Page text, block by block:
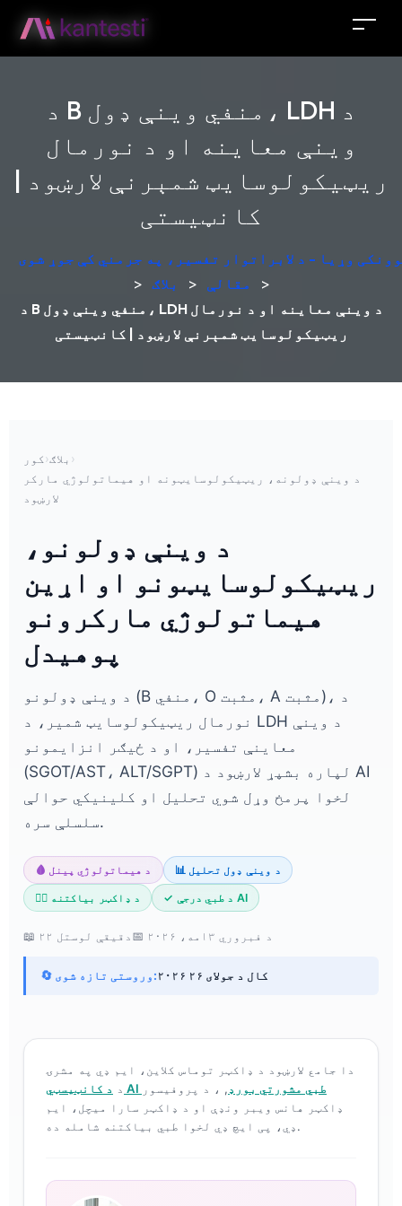
د B منفي وینې ډول، LDH د
وینې معاینه او د نورمال
ریټیکولوسایټ شمېرنې لارښود |
کانټیستی
وړیا - د لابراتوار تفسیر، په جرمني کې جوړ شوی
> بلاګ > مقالې
>
د B منفي وینې ډول، LDH د وینې معاینه او د نورمال
ریټیکولوسایټ شمېرنې لارښود | کانټیستی
کور›بلاګ ›
د وینې ډولونه، ریټیکولوسایټونه او هیماتولوژي مارکر
لارښود
د وینې ډولونو،
ریټیکولوسایټونو او اړین
هیماتولوژي مارکرونو
پوهیدل
د وینې ډولونو (B منفي، O مثبت، A مثبت)، د
نورمال ریټیکولوسایټ شمیر، د LDH د وینې
معاینې تفسیر، او د ځیګر انزایمونو
(SGOT/AST، ALT/SGPT) لپاره بشپړ لارښود د AI
لخوا پرمخ وړل شوي تحلیل او کلینیکي حوالې
سلسلې سره.
🩸 د هیماتولوژي پینل 📊 د وینې ډول تحلیل
👨‍⚕️ د ډاکټر بیاکتنه ✓ د طبي درجې AI
📖 ۲۲ دقیقې لوستل 📅 د فبروري ۱۳مه، ۲۰۲۶
🔄 وروستی تازه شوی: ۲۰۲۶ کال د جولای ۲۶
دا جامع لارښود د ډاکټر توماس کلاین، ایم ډي په مشرۍ
د
د کانټیسټي AI طبي مشورتي بورډ, ، د پروفیسور
ډاکټر هانس ویبر ونډې او د ډاکټر سارا میچل، ایم
ډي، پی ایچ ډي لخوا طبي بیاکتنه شامله ده.